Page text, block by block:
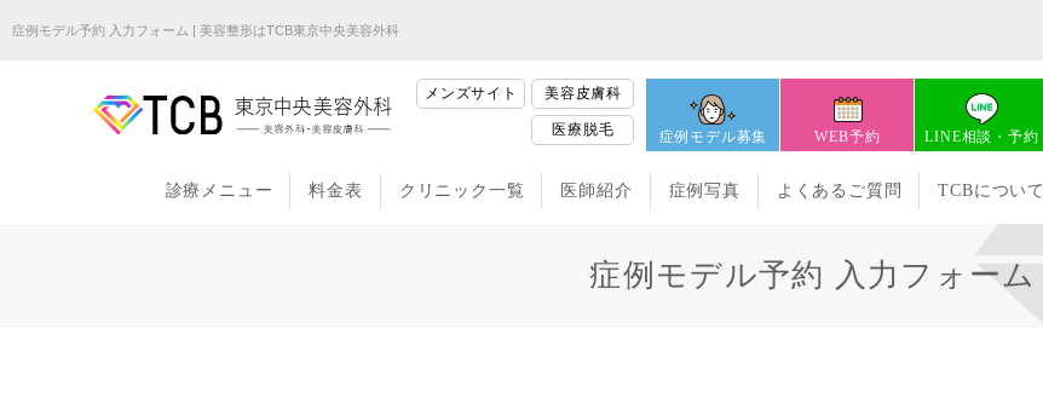
症例モデル予約 入力フォーム | 美容整形はTCB東京中央美容外科
メンズサイト 美容皮膚科
医療脱毛 症例モデル募集 WEB予約 LINE相談・予約
診療メニュー 料金表 クリニック一覧 医師紹介 症例写真 よくあるご質問 TCBについて
症例モデル予約 入力フォーム